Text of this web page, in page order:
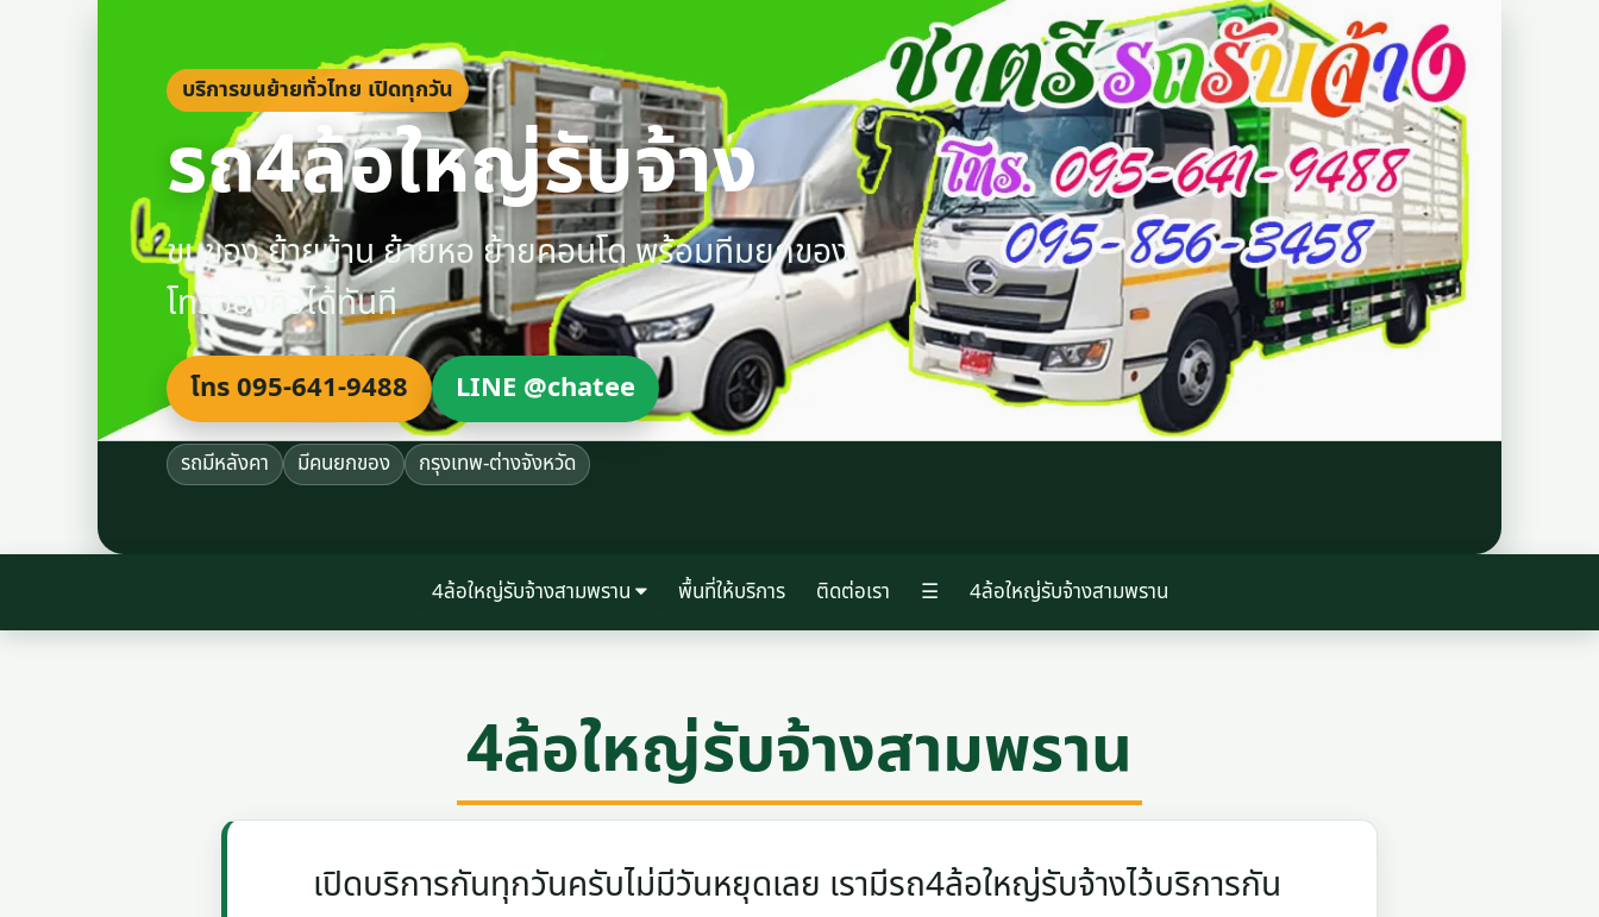
บริการขนย้ายทั่วไทย เปิดทุกวัน
รถ4ล้อใหญ่รับจ้าง
ขนของ ย้ายบ้าน ย้ายหอ ย้ายคอนโด พร้อมทีมยกของ
โทรจองคิวได้ทันที
โทร 095-641-9488 LINE @chatee
รถมีหลังคา มีคนยกของ กรุงเทพ-ต่างจังหวัด
4ล้อใหญ่รับจ้างสามพราน พื้นที่ให้บริการ ติดต่อเรา ☰ 4ล้อใหญ่รับจ้างสามพราน
4ล้อใหญ่รับจ้างสามพราน
เปิดบริการกันทุกวันครับไม่มีวันหยุดเลย เรามีรถ4ล้อใหญ่รับจ้างไว้บริการกัน